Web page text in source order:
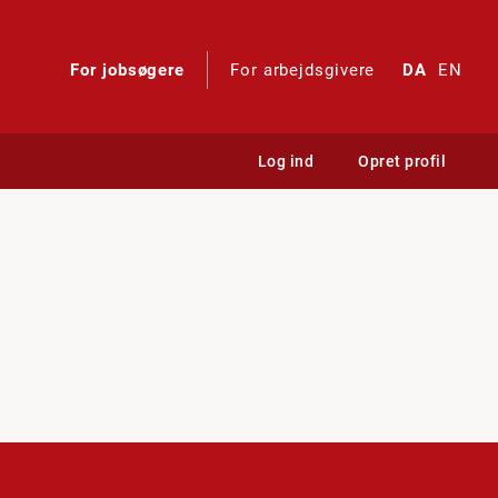
For jobsøgere For arbejdsgivere DA EN
Log ind Opret profil